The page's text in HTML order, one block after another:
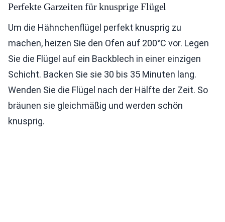
Perfekte Garzeiten für knusprige Flügel
Um die Hähnchenflügel perfekt knusprig zu
machen, heizen Sie den Ofen auf 200°C vor. Legen
Sie die Flügel auf ein Backblech in einer einzigen
Schicht. Backen Sie sie 30 bis 35 Minuten lang.
Wenden Sie die Flügel nach der Hälfte der Zeit. So
bräunen sie gleichmäßig und werden schön
knusprig.